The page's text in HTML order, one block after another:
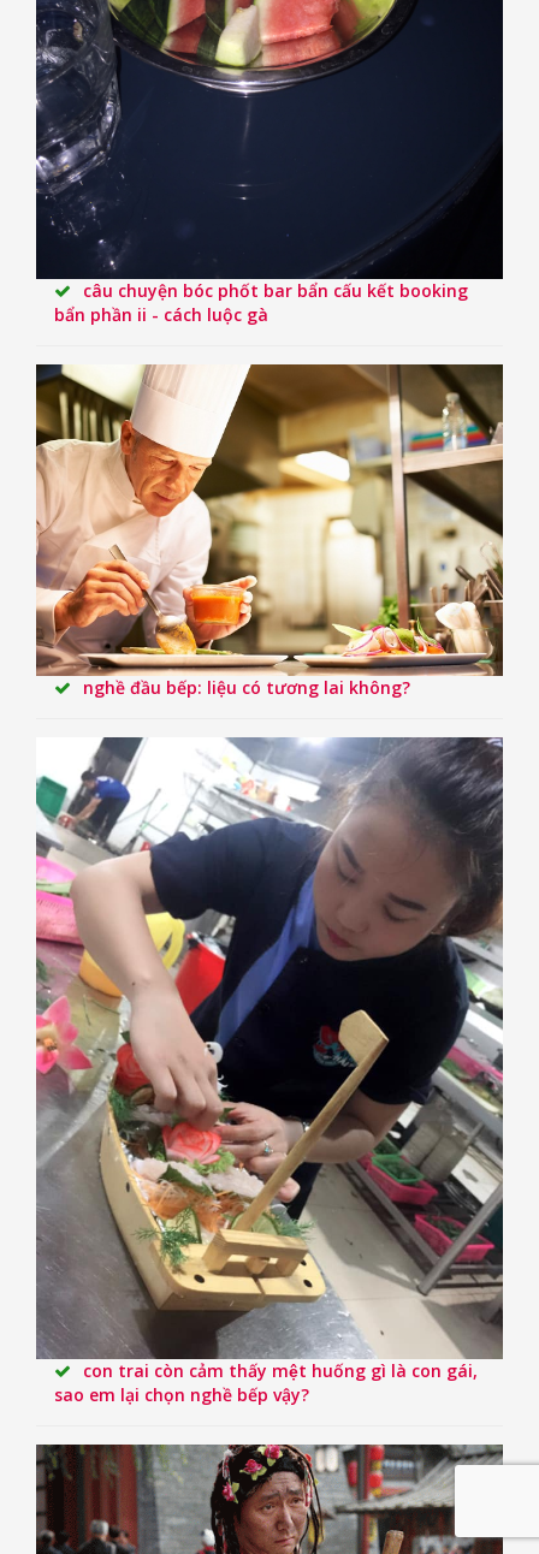
câu chuyện bóc phốt bar bẩn cấu kết booking
bẩn phần ii - cách luộc gà
nghề đầu bếp: liệu có tương lai không?
con trai còn cảm thấy mệt huống gì là con gái,
sao em lại chọn nghề bếp vậy?